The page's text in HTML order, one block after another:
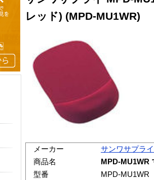
レッド) (MPD-MU1WR)
メーカー
サンワサプライ
商品名
MPD-MU1WR
型番
MPD-MU1WR